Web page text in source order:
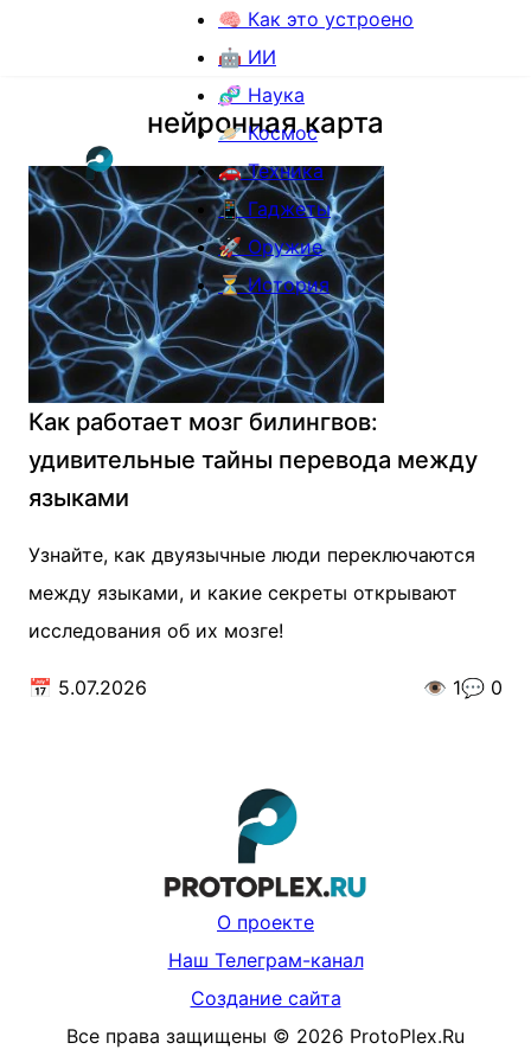
🧠 Как это устроено
🤖 ИИ
🧬 Наука
🪐 Космос
🚗 Техника
📱 Гаджеты
🚀 Оружие
⏳ История
нейронная карта
Как работает мозг билингвов:
удивительные тайны перевода между
языками
Узнайте, как двуязычные люди переключаются
между языками, и какие секреты открывают
исследования об их мозге!
📅 5.07.2026 👁️ 1💬 0
О проекте
Наш Телеграм-канал
Создание сайта
Все права защищены © 2026 ProtoPlex.Ru